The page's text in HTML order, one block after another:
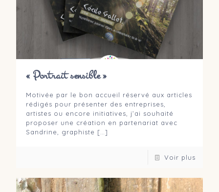
« Portrait sensible »
Motivée par le bon accueil réservé aux articles
rédigés pour présenter des entreprises,
artistes ou encore initiatives, j’ai souhaité
proposer une création en partenariat avec
Sandrine, graphiste […]
Voir plus